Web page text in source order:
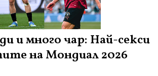
и много чар: Най-секси
на Мондиал 2026